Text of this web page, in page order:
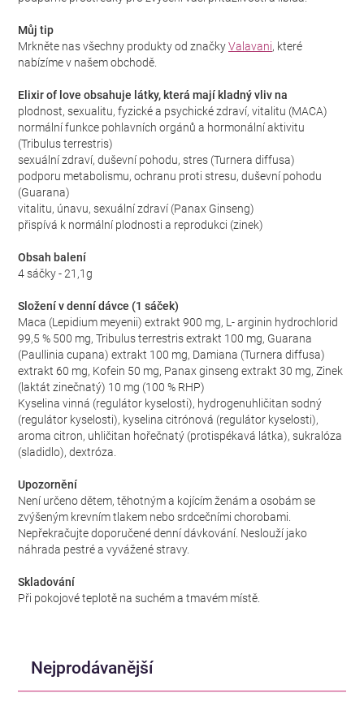
Můj tip
Mrkněte nas všechny produkty od značkyValavani, které
nabízíme v našem obchodě.
Elixir of love obsahuje látky, která mají kladný vliv na
plodnost, sexualitu, fyzické a psychické zdraví, vitalitu (MACA)
normální funkce pohlavních orgánů a hormonální aktivitu
(Tribulus terrestris)
sexuální zdraví, duševní pohodu, stres (Turnera diffusa)
podporu metabolismu, ochranu proti stresu, duševní pohodu
(Guarana)
vitalitu, únavu, sexuální zdraví (Panax Ginseng)
přispívá k normální plodnosti a reprodukci (zinek)
Obsah balení
4 sáčky - 21,1g
Složení v denní dávce (1 sáček)
Maca (Lepidium meyenii) extrakt 900 mg, L- arginin hydrochlorid
99,5 % 500 mg, Tribulus terrestris extrakt 100 mg, Guarana
(Paullinia cupana) extrakt 100 mg, Damiana (Turnera diffusa)
extrakt 60 mg, Kofein 50 mg, Panax ginseng extrakt 30 mg, Zinek
(laktát zinečnatý) 10 mg (100 % RHP)
Kyselina vinná (regulátor kyselosti), hydrogenuhličitan sodný
(regulátor kyselosti), kyselina citrónová (regulátor kyselosti),
aroma citron, uhličitan hořečnatý (protispékavá látka), sukralóza
(sladidlo), dextróza.
Upozornění
Není určeno dětem, těhotným a kojícím ženám a osobám se
zvýšeným krevním tlakem nebo srdcečními chorobami.
Nepřekračujte doporučené denní dávkování. Neslouží jako
náhrada pestré a vyvážené stravy.
Skladování
Při pokojové teplotě na suchém a tmavém místě.
Nejprodávanější